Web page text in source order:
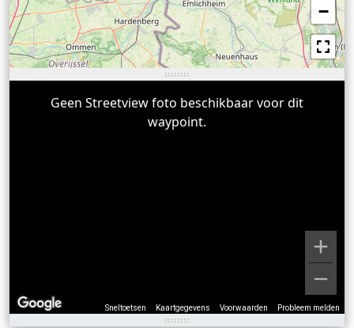
−
Sneltoetsen Kaartgegevens Voorwaarden Probleem melden
Geen Streetview foto beschikbaar voor dit
waypoint.